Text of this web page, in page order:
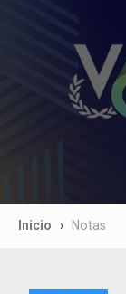
Inicio Notas